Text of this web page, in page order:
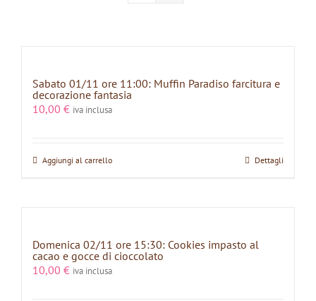
Sabato 01/11 ore 11:00: Muffin Paradiso farcitura e
decorazione fantasia
10,00 € iva inclusa
Aggiungi al carrello Dettagli
Domenica 02/11 ore 15:30: Cookies impasto al
cacao e gocce di cioccolato
10,00 € iva inclusa